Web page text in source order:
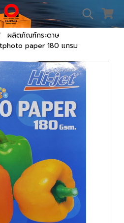
ผลิตภัณฑ์กระดาษ
paper 180 แกรม